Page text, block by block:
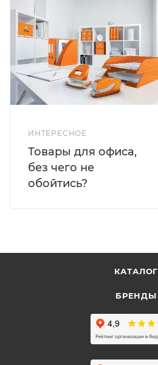
ИНТЕРЕСНОЕ
Товары для офиса,
без чего не
обойтись?
КАТАЛОГ
БРЕНДЫ